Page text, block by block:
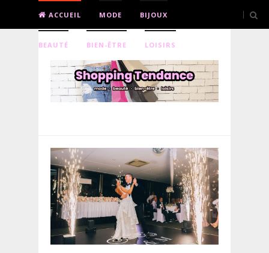
ACCUEIL MODE BIJOUX
BEAUTÉ BIEN-ÊTRE LOISIRS